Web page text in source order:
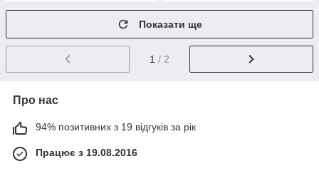
Показати ще
1 / 2
Про нас
94% позитивних з 19 відгуків за рік
Працює з 19.08.2016